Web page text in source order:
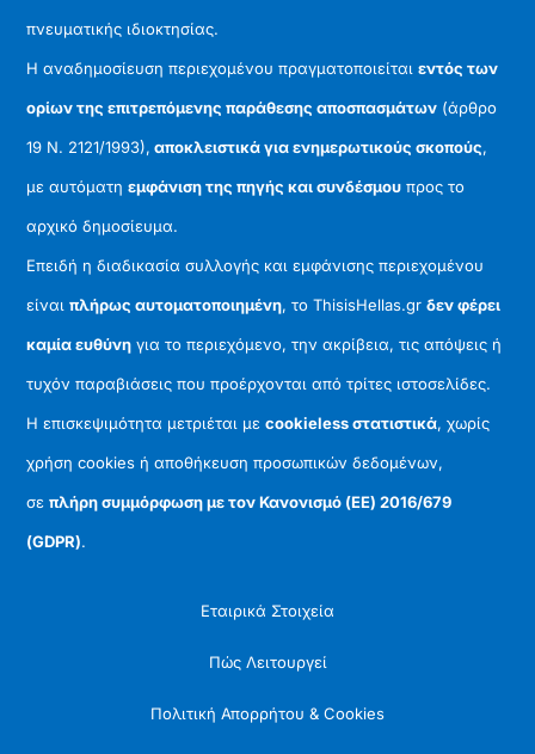
πνευματικής ιδιοκτησίας.
Η αναδημοσίευση περιεχομένου πραγματοποιείταιεντός των
ορίων της επιτρεπόμενης παράθεσης αποσπασμάτων (άρθρο
19 Ν. 2121/1993), αποκλειστικά για ενημερωτικούς σκοπούς,
με αυτόματηεμφάνιση της πηγής και συνδέσμου προς το
αρχικό δημοσίευμα.
Επειδή η διαδικασία συλλογής και εμφάνισης περιεχομένου
είναιπλήρως αυτοματοποιημένη, το ThisisHellas.grδεν φέρει
καμία ευθύνη για το περιεχόμενο, την ακρίβεια, τις απόψεις ή
τυχόν παραβιάσεις που προέρχονται από τρίτες ιστοσελίδες.
Η επισκεψιμότητα μετριέται μεcookieless στατιστικά, χωρίς
χρήση cookies ή αποθήκευση προσωπικών δεδομένων,
σεπλήρη συμμόρφωση με τον Κανονισμό (ΕΕ) 2016/679
(GDPR).
Εταιρικά Στοιχεία
Πώς Λειτουργεί
Πολιτική Απορρήτου & Cookies